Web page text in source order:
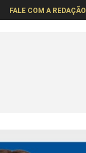
FALE COM A REDAÇÃO